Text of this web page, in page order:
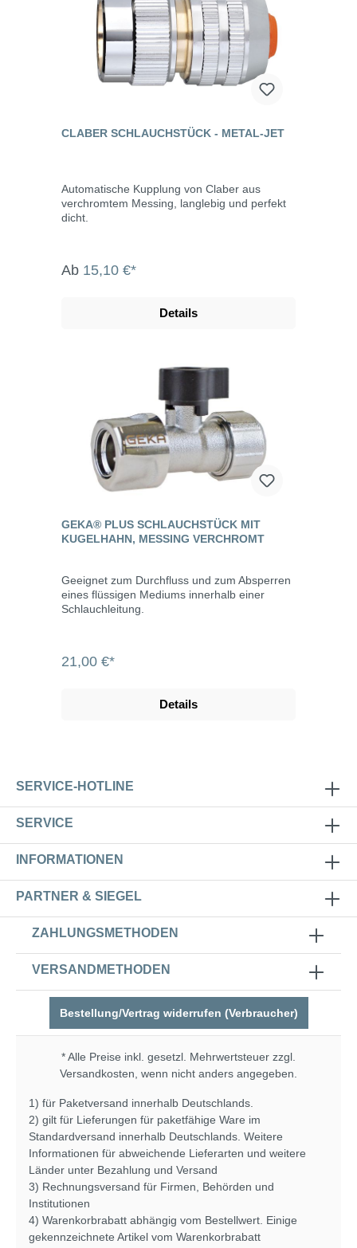
CLABER SCHLAUCHSTÜCK - METAL-JET
Automatische Kupplung von Claber aus
verchromtem Messing, langlebig und perfekt
dicht.
Ab 15,10 €*
Details
GEKA® PLUS SCHLAUCHSTÜCK MIT
KUGELHAHN, MESSING VERCHROMT
Geeignet zum Durchfluss und zum Absperren
eines flüssigen Mediums innerhalb einer
Schlauchleitung.
21,00 €*
Details
SERVICE-HOTLINE
SERVICE
INFORMATIONEN
PARTNER & SIEGEL
ZAHLUNGSMETHODEN
VERSANDMETHODEN
Bestellung/Vertrag widerrufen (Verbraucher)
* Alle Preise inkl. gesetzl. Mehrwertsteuer zzgl.
Versandkosten , wenn nicht anders angegeben.
1) für Paketversand innerhalb Deutschlands.
2) gilt für Lieferungen für paketfähige Ware im
Standardversand innerhalb Deutschlands. Weitere
Informationen für abweichende Lieferarten und weitere
Länder unter Bezahlung und Versand
3) Rechnungsversand für Firmen, Behörden und
Institutionen
4) Warenkorbrabatt abhängig vom Bestellwert. Einige
gekennzeichnete Artikel vom Warenkorbrabatt